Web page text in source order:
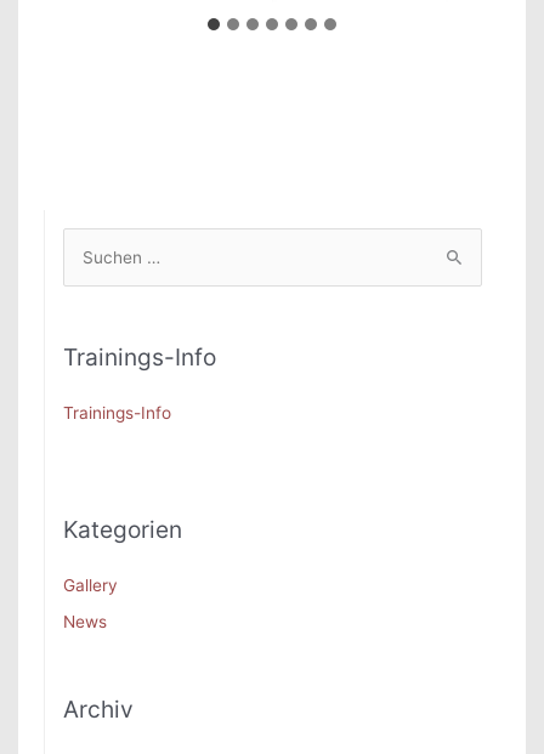
n
h
Trainings-Info
Trainings-Info
Kategorien
Gallery
News
Archiv